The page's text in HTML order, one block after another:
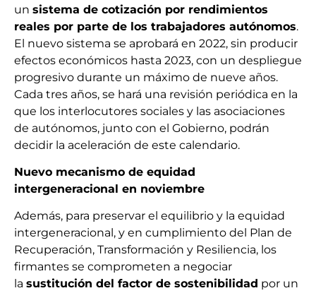
un sistema de cotización por rendimientos
reales por parte de los trabajadores autónomos.
El nuevo sistema se aprobará en 2022, sin producir
efectos económicos hasta 2023, con un despliegue
progresivo durante un máximo de nueve años.
Cada tres años, se hará una revisión periódica en la
que los interlocutores sociales y las asociaciones
de autónomos, junto con el Gobierno, podrán
decidir la aceleración de este calendario.
Nuevo mecanismo de equidad
intergeneracional en noviembre
Además, para preservar el equilibrio y la equidad
intergeneracional, y en cumplimiento del Plan de
Recuperación, Transformación y Resiliencia, los
firmantes se comprometen a negociar
la sustitución del factor de sostenibilidad por un